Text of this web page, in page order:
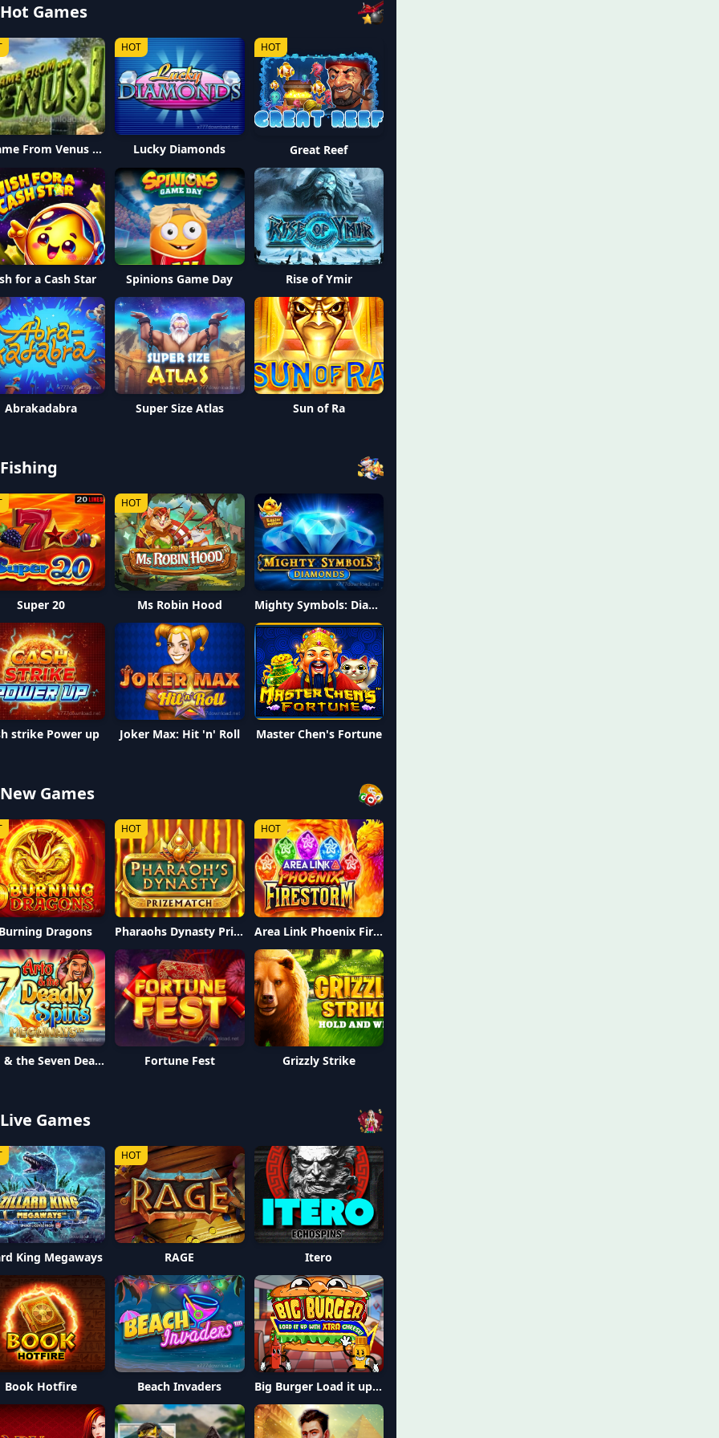
Games
It Came From Venus JP Plus
HOT
Lucky Diamonds
HOT
Great Reef
for a Cash Star Spinions Game Day Rise of Ymir
Abrakadabra Super Size Atlas Sun of Ra
Super 20
HOT
Ms Robin Hood Mighty Symbols: Diamonds Easter
strike Power up Joker Max: Hit 'n' Roll Master Chen's Fortune
Games
Dragons
HOT
Pharaohs Dynasty PrizeMatch
HOT
Area Link Phoenix Firestorm
Arto & the Seven Deadly Spins Megaways Fortune Fest Grizzly Strike
Games
King Megaways
HOT
RAGE Itero
Book Hotfire Beach Invaders Big Burger Load it up with Xtra Cheese